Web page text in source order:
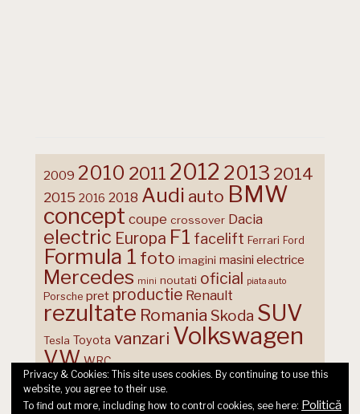
2009 2010 2011 2012 2013 2014
2015 2016 2018 Audi auto BMW
concept coupe crossover Dacia
electric Europa F1 facelift Ferrari Ford
Formula 1 foto imagini masini electrice
Mercedes mini noutati oficial piata auto
Porsche pret productie Renault
rezultate Romania Skoda SUV
Tesla Toyota vanzari Volkswagen
VW WRC
Privacy & Cookies: This site uses cookies. By continuing to use this
website, you agree to their use.
To find out more, including how to control cookies, see here: Politică